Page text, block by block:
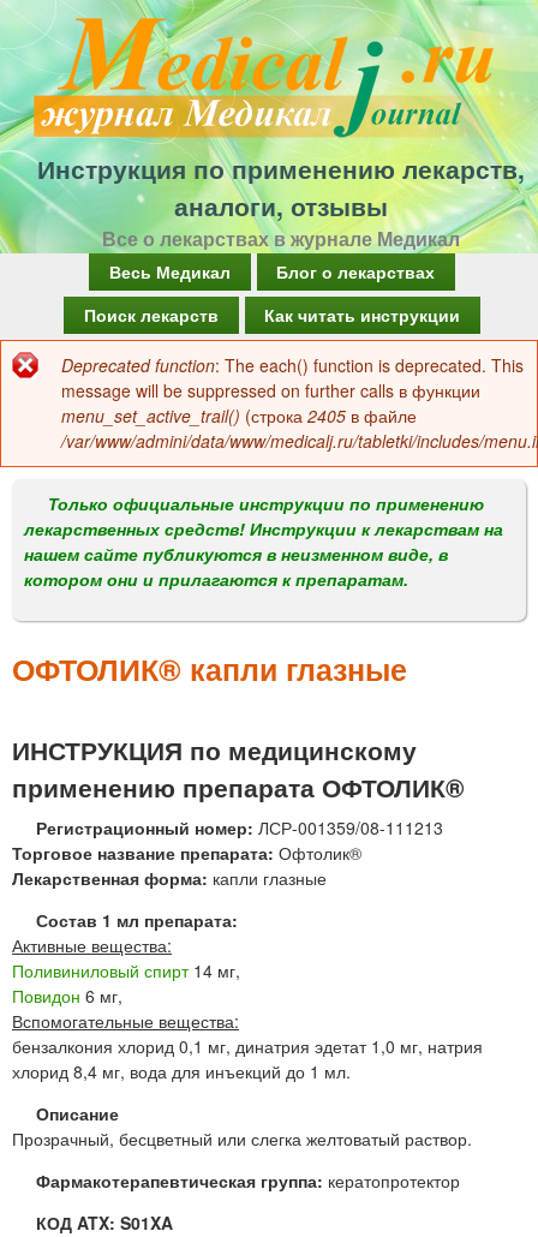
Перейти
к
основному
содержанию
Инструкция по применению лекарств,
аналоги, отзывы
Все о лекарствах в журнале Медикал
а
в
о
м
е
н
Весь Медикал
Блог о лекарствах
Поиск лекарств
Как читать инструкции
Сообщение
об
ошибке
Deprecated function: The each() function is deprecated. This
message will be suppressed on further calls в функции
menu_set_active_trail() (строка 2405 в файле
/var/www/admini/data/www/medicalj.ru/tabletki/includes/
Только официальные инструкции по применению
лекарственных средств! Инструкции к лекарствам на
нашем сайте публикуются в неизменном виде, в
котором они и прилагаются к препаратам.
ОФТОЛИК® капли глазные
ИНСТРУКЦИЯ по медицинскому
применению препарата ОФТОЛИК®
Регистрационный номер: ЛСР-001359/08-111213
Торговое название препарата: Офтолик®
Лекарственная форма: капли глазные
Состав 1 мл препарата:
Активные вещества:
Поливиниловый спирт14 мг,
Повидон 6 мг,
Вспомогательные вещества:
бензалкония хлорид 0,1 мг, динатрия эдетат 1,0 мг, натрия
хлорид 8,4 мг, вода для инъекций до 1 мл.
Описание
Прозрачный, бесцветный или слегка желтоватый раствор.
Фармакотерапевтическая группа: кератопротектор
КОД ATX: S01XA